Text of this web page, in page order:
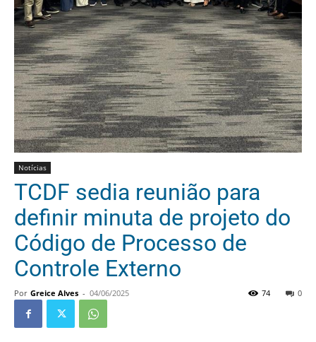
Notícias
TCDF sedia reunião para
definir minuta de projeto do
Código de Processo de
Controle Externo
Por Greice Alves - 04/06/2025 0
74